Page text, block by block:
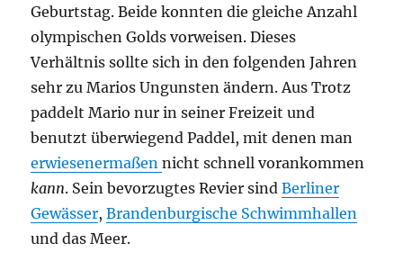
Geburtstag. Beide konnten die gleiche Anzahl
olympischen Golds vorweisen. Dieses
Verhältnis sollte sich in den folgenden Jahren
sehr zu Marios Ungunsten ändern. Aus Trotz
paddelt Mario nur in seiner Freizeit und
benutzt überwiegend Paddel, mit denen man
erwiesenermaßennicht schnell vorankommen
kann. Sein bevorzugtes Revier sindBerliner
Gewässer,Brandenburgische Schwimmhallen
und das Meer.